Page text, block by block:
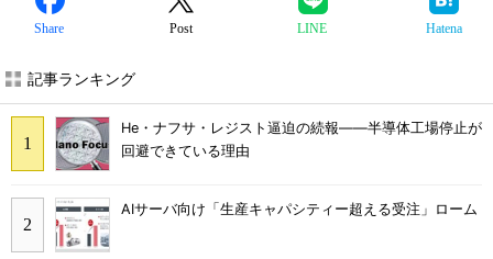
Share Post LINE Hatena
記事ランキング
He・ナフサ・レジスト逼迫の続報――半導体工場停止が
回避できている理由
AIサーバ向け「生産キャパシティー超える受注」ローム